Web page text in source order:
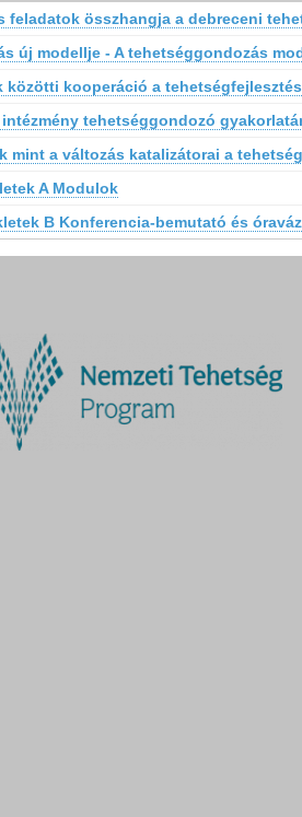
feladatok összhangja a debreceni
új modellje - A tehetséggondozás
közötti kooperáció a
intézmény tehetséggondozó
mint a változás katalizátorai a
A Modulok
B Konferencia-bemutató és